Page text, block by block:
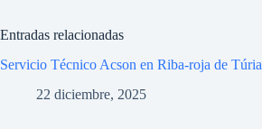
Entradas relacionadas
Servicio Técnico Acson en Riba-roja de Túria
22 diciembre, 2025